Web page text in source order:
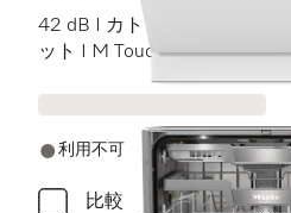
42 dB I カトラリートレイ I
ット I M Touch I
利用不可
比較